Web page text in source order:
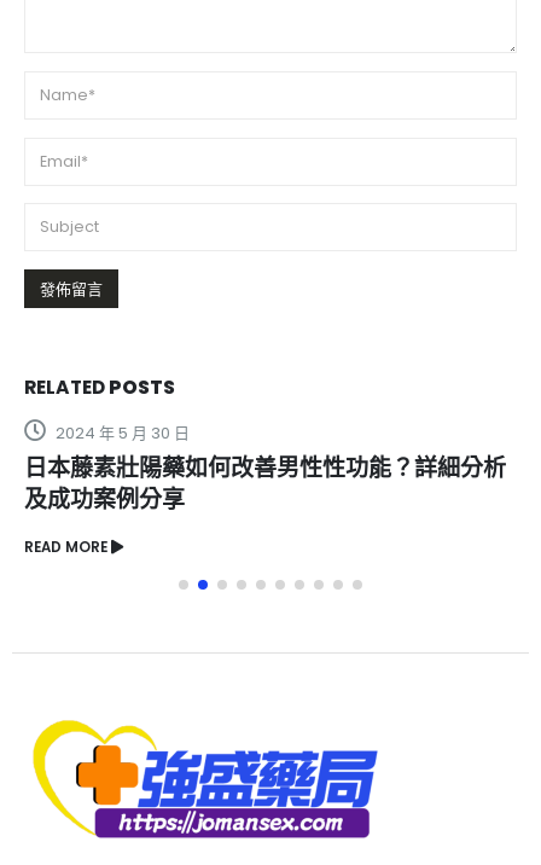
RELATEDPOSTS
2024 年 5 月 30 日
日本藤素壯陽藥如何改善男性性功能？詳細分析
及成功案例分享
READ MORE